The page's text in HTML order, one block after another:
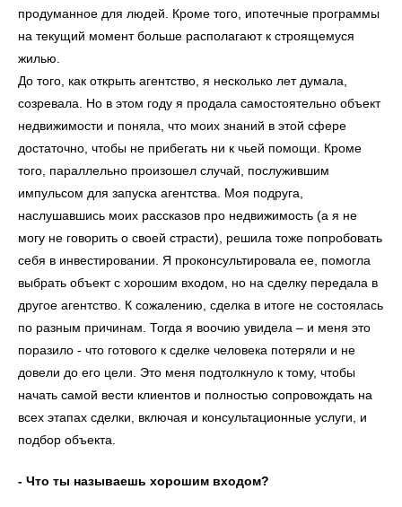
продуманное для людей. Кроме того, ипотечные программы
на текущий момент больше располагают к строящемуся
жилью.
До того, как открыть агентство, я несколько лет думала,
созревала. Но в этом году я продала самостоятельно объект
недвижимости и поняла, что моих знаний в этой сфере
достаточно, чтобы не прибегать ни к чьей помощи. Кроме
того, параллельно произошел случай, послужившим
импульсом для запуска агентства. Моя подруга,
наслушавшись моих рассказов про недвижимость (а я не
могу не говорить о своей страсти), решила тоже попробовать
себя в инвестировании. Я проконсультировала ее, помогла
выбрать объект с хорошим входом, но на сделку передала в
другое агентство. К сожалению, сделка в итоге не состоялась
по разным причинам. Тогда я воочию увидела – и меня это
поразило - что готового к сделке человека потеряли и не
довели до его цели. Это меня подтолкнуло к тому, чтобы
начать самой вести клиентов и полностью сопровождать на
всех этапах сделки, включая и консультационные услуги, и
подбор объекта.
- Что ты называешь хорошим входом?